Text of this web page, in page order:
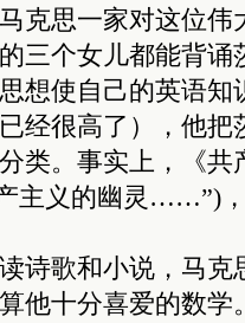
克思一家对这位伟
三个女儿都能背诵
想使自己的英语
经很高了），他
类。事实上，《共
主义的幽灵……”)
歌和小说，马克
他十分喜爱的数学